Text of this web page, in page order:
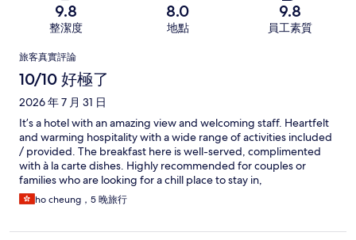
9.8
整潔度
8.0
地點
9.8
員工素質
評
論
旅客真實評論
10/10 好極了
2026 年 7 月 31 日
It’s a hotel with an amazing view and welcoming staff. Heartfelt
and warming hospitality with a wide range of activities included
/ provided. The breakfast here is well-served, complimented
with à la carte dishes. Highly recommended for couples or
families who are looking for a chill place to stay in,
ho cheung，5 晚旅行